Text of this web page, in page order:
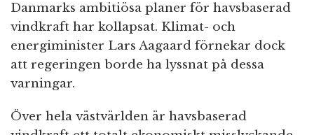
Danmarks ambitiösa planer för havsbaserad
vindkraft har kollapsat. Klimat- och
energiminister Lars Aagaard förnekar dock
att regeringen borde ha lyssnat på dessa
varningar.
Över hela västvärlden är havsbaserad